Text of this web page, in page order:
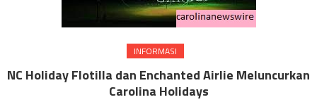
INFORMASI
NC Holiday Flotilla dan Enchanted Airlie Meluncurkan
Carolina Holidays